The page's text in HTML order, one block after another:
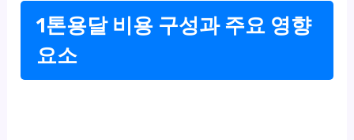
1톤용달 비용 구성과 주요 영향
요소